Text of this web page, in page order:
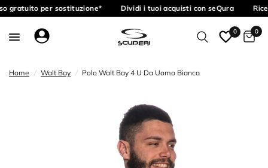
gratuito per sostituzione* Dividi i tuoi acquisti con seQura
0 0
Home / Walt Bay / Polo Walt Bay 4 U Da Uomo Bianca